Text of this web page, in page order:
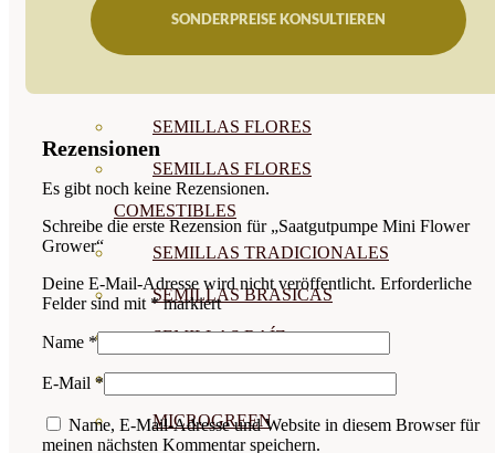
SEMILLAS FLORES
SEMILLAS FLORES
COMESTIBLES
SEMILLAS TRADICIONALES
SEMILLAS BRASICAS
SEMILLAS RAÍZ
SEMILLAS LEGUMINOSAS
MICROGREEN
SONDERPREISE KONSULTIEREN
Rezensionen
Es gibt noch keine Rezensionen.
Schreibe die erste Rezension für „Saatgutpumpe Mini Flower
Grower“
Deine E-Mail-Adresse wird nicht veröffentlicht. Erforderliche
Felder sind mit *markiert
Name *
E-Mail *
Name, E-Mail-Adresse und Website in diesem Browser für
meinen nächsten Kommentar speichern.